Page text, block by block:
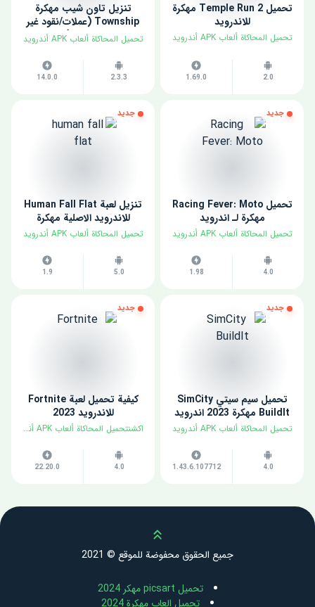
تحميل Temple Run 2 مهكرة
للاندرويد
تحميل المحاكاة ألعاب APK أندرويد
2.0
1.69.0
تنزيل تاون شيب مهكرة
Township (عملات/نقود غير
محدودة)
تحميل المحاكاة ألعاب APK أندرويد
2.3.3
14.0.0
جديد
تحميل Racing Fever: Moto
مهكرة لـ اندرويد
تحميل المحاكاة ألعاب APK أندرويد
4.0
1.98
جديد
تنزيل لعبة Human Fall Flat
للاندرويد الاصلية مهكرة
تحميل المحاكاة ألعاب APK أندرويد
5.0
1.9
جديد
تحميل سيم سيتي SimCity
BuildIt مهكرة 2023 اندرويد
تحميل المحاكاة ألعاب APK أندرويد
4.0
1.43.6.107712
جديد
كيفية تحميل لعبة Fortnite
للاندرويد 2023
اكشنتحميل المحاكاة ألعاب APK أندرويد
4.0
22.20.0
Scroll up
جميع الحقوق محفوضة للموقع © 2021
تحميل picsart مهكر 2024
تحميل العاب مهكرة 2024